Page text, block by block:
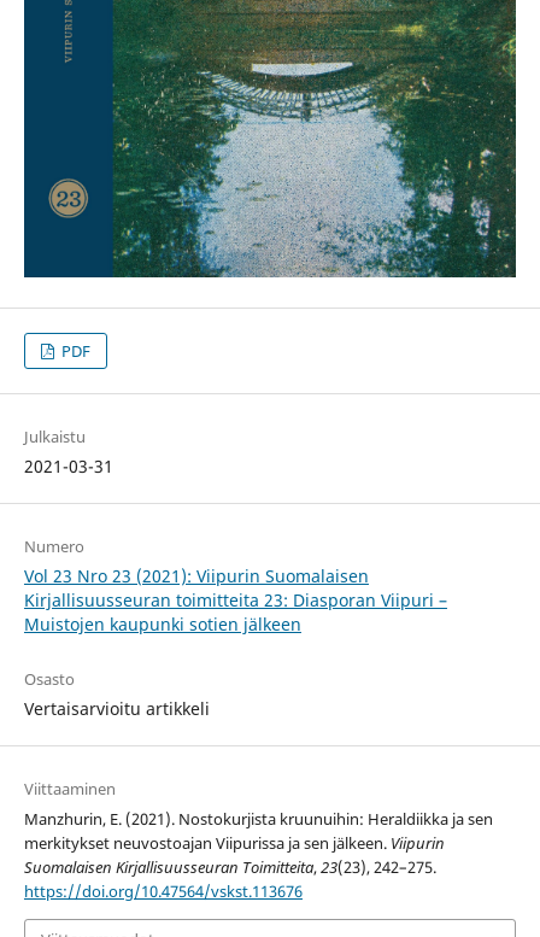
PDF
Julkaistu
2021-03-31
Numero
Vol 23 Nro 23 (2021): Viipurin Suomalaisen
Kirjallisuusseuran toimitteita 23: Diasporan Viipuri –
Muistojen kaupunki sotien jälkeen
Osasto
Vertaisarvioitu artikkeli
Viittaaminen
Manzhurin, E. (2021). Nostokurjista kruunuihin: Heraldiikka ja sen
merkitykset neuvostoajan Viipurissa ja sen jälkeen. Viipurin
Suomalaisen Kirjallisuusseuran Toimitteita,23(23), 242–275.
https://doi.org/10.47564/vskst.113676